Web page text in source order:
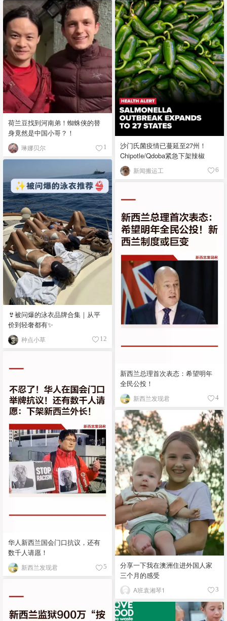
荷兰豆找到河南弟！蜘蛛侠的替
身竟然是中国小哥？！
琳娜贝尔 1
沙门氏菌疫情已蔓延至27州！
Chipotle/Qdoba紧急下架辣椒
新闻搬运工 6
👙被问爆的泳衣品牌合集｜从平
价到轻奢都有✨
种点小草 12
新西兰总理首次表态：希望明年
全民公投！
新西兰发现君 4
华人新西兰国会门口抗议，还有
数千人请愿！
新西兰发现君 5
分享一下我在澳洲住进外国人家
三个月的感受
A班袁湘琴1 3